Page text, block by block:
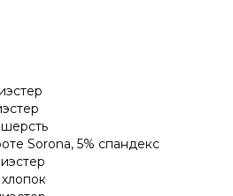
Sorona, 5% спандекс